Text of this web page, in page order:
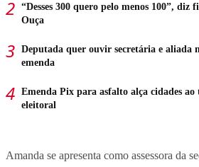
“Desses 300 quero pelo menos 100”, diz
Ouça
Deputada quer ouvir secretária e aliada
emenda
Emenda Pix para asfalto alça cidades
eleitoral
Amanda se apresenta como assessora da